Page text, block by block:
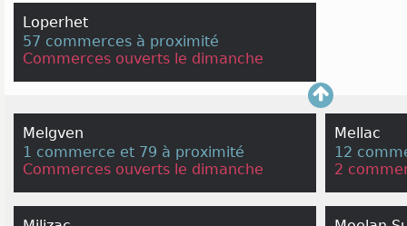
Loperhet
57 commerces à proximité
Commerces ouverts le dimanche
Melgven
1 commerce et 79 à proximité
Commerces ouverts le dimanche
Mellac
12
2